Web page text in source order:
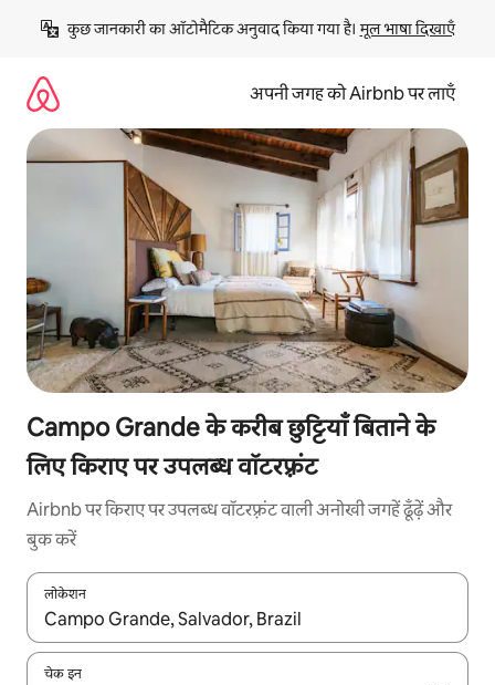
छोड़कर
कॉन्टेंट
कुछ जानकारी का ऑटोमैटिक अनुवाद किया गया है। मूल भाषा दिखाएँ
अपनी जगह को Airbnb पर लाएँ
Campo Grande के करीब छुट्टियाँ बिताने के
लिए किराए पर उपलब्ध वॉटरफ़्रंट
Airbnb पर किराए पर उपलब्ध वॉटरफ़्रंट वाली अनोखी जगहें ढूँढ़ें और
बुक करें
लोकेशन
नतीजों के उपलब्ध होने पर, अप और डाउन 'ऐरो की' का इस्तेमाल करके नेविगेट
चेक इन